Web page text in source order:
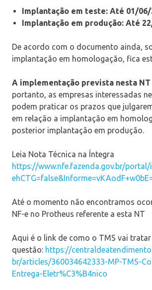
Implantação em teste: Até 01/06/
Implantação em produção: Até
De acordo com o documento ainda,
implantação em homologação, fica
A implementação prevista nesta
portanto, as empresas interessadas
podem praticar os prazos que
em relação a implantação em
posterior implantação em produção.
Leia Nota Técnica na Íntegra
https://www.nfe.fazenda.gov.br/portal/
Até o momento não encontramos
NF-e no Protheus referente a esta NT
Aqui é o link de como o TMS vai tratar
questão: https://
br/articles/360034642333-MP-TMS-
Entrega-Eletr%C3%B4nico